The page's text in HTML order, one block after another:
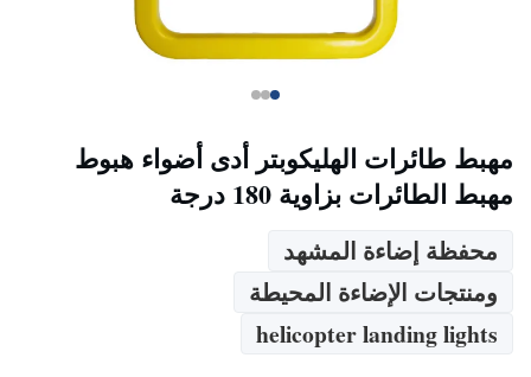
مهبط طائرات الهليكوبتر أدى أضواء هبوط
مهبط الطائرات بزاوية 180 درجة
محفظة إضاءة المشهد
ومنتجات الإضاءة المحيطة
helicopter landing lights